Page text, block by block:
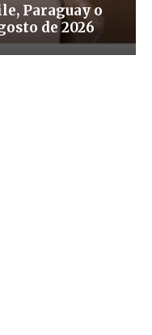
Paraguay o
de 2026